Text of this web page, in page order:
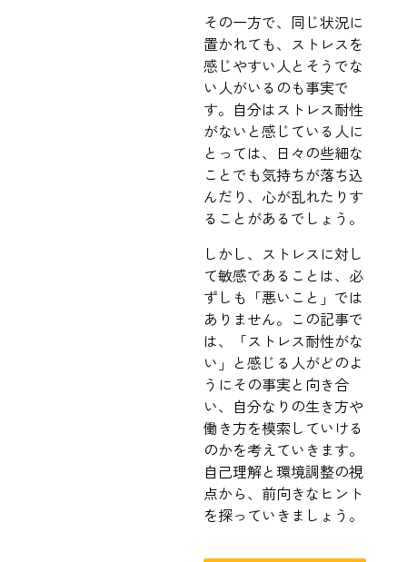
その一方で、同じ状況に
置かれても、ストレスを
感じやすい人とそうでな
い人がいるのも事実で
す。自分はストレス耐性
がないと感じている人に
とっては、日々の些細な
ことでも気持ちが落ち込
んだり、心が乱れたりす
ることがあるでしょう。
しかし、ストレスに対し
て敏感であることは、必
ずしも「悪いこと」では
ありません。この記事で
は、「ストレス耐性がな
い」と感じる人がどのよ
うにその事実と向き合
い、自分なりの生き方や
働き方を模索していける
のかを考えていきます。
自己理解と環境調整の視
点から、前向きなヒント
を探っていきましょう。